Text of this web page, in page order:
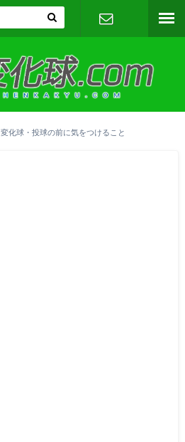
せフォーム
変化球・投球の前に気をつけること